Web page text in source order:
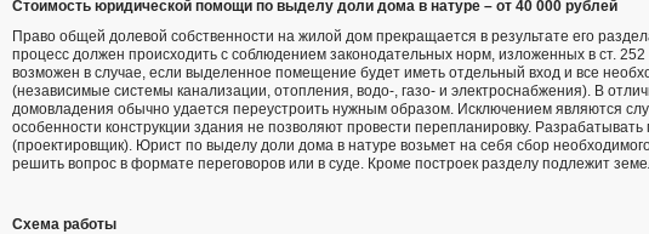
Стоимость юридической помощи по выделу доли дома в натуре – от 40 000 рублей
Право общей долевой собственности на жилой дом прекращается в результате его
процесс должен происходить с соблюдением законодательных норм, изложенных в ст.
возможен в случае, если выделенное помещение будет иметь отдельный вход и все
(независимые системы канализации, отопления, водо-, газо- и электроснабжения). В
домовладения обычно удается переустроить нужным образом. Исключением являются
особенности конструкции здания не позволяют провести перепланировку.
(проектировщик). Юрист по выделу доли дома в натуре возьмет на себя сбор
решить вопрос в формате переговоров или в суде. Кроме построек разделу подлежит
Схема работы